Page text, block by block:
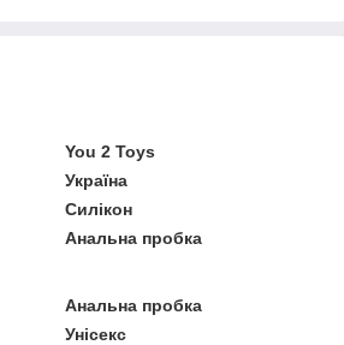
You 2 Toys
Україна
Силікон
Анальна пробка
Анальна пробка
Унісекс